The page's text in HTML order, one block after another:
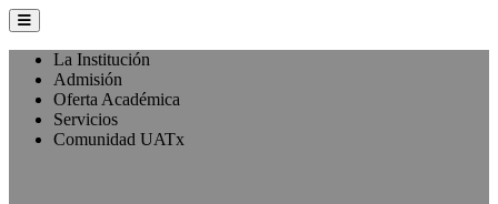
La Institución
Admisión
Oferta Académica
Servicios
Comunidad UATx